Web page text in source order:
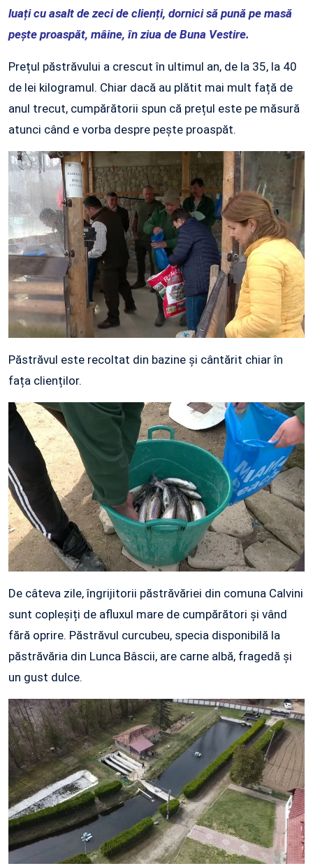
luați cu asalt de zeci de clienți, dornici să pună pe masă
pește proaspăt, mâine, în ziua de Buna Vestire.
Prețul păstrăvului a crescut în ultimul an, de la 35, la 40
de lei kilogramul. Chiar dacă au plătit mai mult față de
anul trecut, cumpărătorii spun că prețul este pe măsură
atunci când e vorba despre pește proaspăt.
Păstrăvul este recoltat din bazine și cântărit chiar în
fața clienților.
De câteva zile, îngrijitorii păstrăvăriei din comuna Calvini
sunt copleșiți de afluxul mare de cumpărători și vând
fără oprire. Păstrăvul curcubeu, specia disponibilă la
păstrăvăria din Lunca Bâscii, are carne albă, fragedă și
un gust dulce.